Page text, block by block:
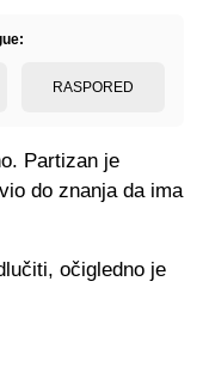
RASPORED
Partizan je
do znanja da ima
očigledno je